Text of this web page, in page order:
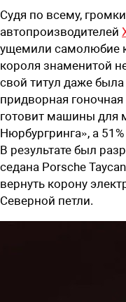
Судя по всему,
автопроизводителей
ущемили самолюбие
короля знаменитой
свой титул даже
придворная
готовит машины для
Нюрбургринга», а
В результате был
седана Porsche
вернуть корону
Северной петли.